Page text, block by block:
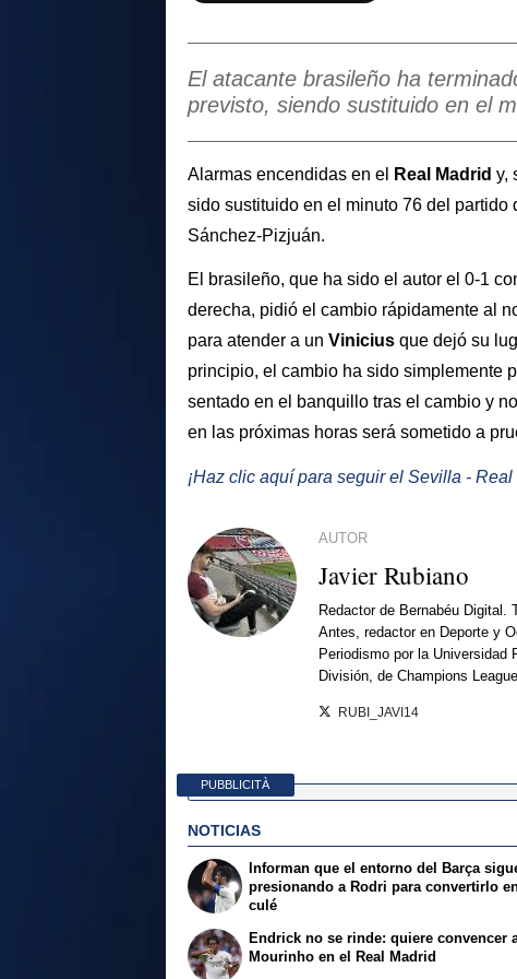
El atacante brasileño ha
previsto, siendo sustituido en el
Alarmas encendidas en el Real Madrid y,
sido sustituido en el minuto 76 del partido
Sánchez-Pizjuán.
El brasileño, que ha sido el autor el 0-1
derecha, pidió el cambio rápidamente al
para atender a un Vinicius que dejó su
principio, el cambio ha sido simplemente
sentado en el banquillo tras el cambio y
en las próximas horas será sometido a
¡Haz clic aquí para seguir el Sevilla - Real
AUTOR
Javier Rubiano
Redactor de Bernabéu Digital.
Antes, redactor en Deporte y
Periodismo por la Universidad
División, de Champions
RUBI_JAVI14
PUBBLICITÀ
NOTICIAS
Informan que el entorno del Barça
presionando a Rodri para convertirlo
culé
Endrick no se rinde: quiere convencer
Mourinho en el Real Madrid